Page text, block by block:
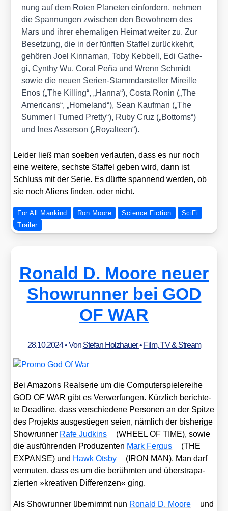
nung auf dem Roten Pla­ne­ten ein­for­dern, neh­men
die Span­nun­gen zwi­schen den Bewoh­nern des
Mars und ihrer ehe­ma­li­gen Hei­mat wei­ter zu. Zur
Beset­zung, die in der fünf­ten Staf­fel zurück­kehrt,
gehö­ren Joel Kin­na­man, Toby Keb­bell, Edi Gathe­
gi, Cyn­thy Wu, Coral Peña und Wrenn Schmidt
sowie die neu­en Seri­en-Stamm­dar­stel­ler Mireil­le
Enos („The Kil­ling“, „Han­na“), Cos­ta Ronin („The
Ame­ri­cans“, „Home­land“), Sean Kauf­man („The
Sum­mer I Tur­ned Pret­ty“), Ruby Cruz („Bot­toms“)
und Ines Asser­son („Royal­te­en“).
Lei­der ließ man soeben ver­lau­ten, dass es nur noch
eine wei­te­re, sechs­te Staf­fel geben wird, dann ist
Schluss mit der Serie. Es dürf­te span­nend wer­den, ob
sie noch Ali­ens fin­den, oder nicht.
For All Mankind Ron Moore Science Fiction
SciFi
Trailer
Ronald D. Moore neuer
Showrunner bei GOD
OF WAR
28.10.2024• Von Stefan Holzhauer• Film, TV & Stream
Bei Ama­zons Real­se­rie um die Com­pu­ter­spie­le­rei­he
GOD OF WAR gibt es Ver­wer­fun­gen. Kürz­lich berich­te­
te Dead­line, dass ver­schie­de­ne Per­so­nen an der Spit­ze
des Pro­jekts aus­ge­stie­gen sei­en, näm­lich der bis­he­ri­ge
Show­run­ner Rafe Jud­kins
(WHEEL OF TIME), sowie
die aus­füh­ren­den Pro­du­zen­ten Mark Fer­gus
(THE
EXPANSE) und Hawk Ots­by
(IRON MAN). Man darf
ver­mu­ten, dass es um die berühm­ten und über­stra­pa­
zier­ten »krea­ti­ven Dif­fe­ren­zen« ging.
Als Show­run­ner über­nimmt nun Ronald D. Moo­re
und